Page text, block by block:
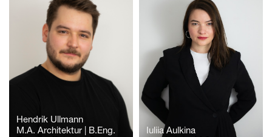
Hendrik Ullmann
M.A. Architektur | B.Eng.
Iuliia Aulkina